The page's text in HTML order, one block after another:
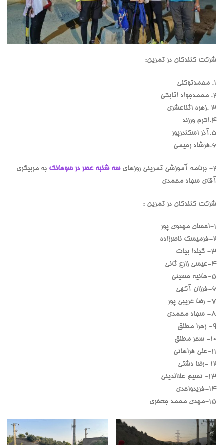
شرکت کنندگان در تمرین:
۱. محمدتوکلی
۲. محمدجواد اتابکی
۳‌ .زهره اثناعشری
۴.اکرم ورزند
۵.آذر اسکندرپور
۶.فرشاد رحیمی
2- برنامه آموزشی تمرینی روزهای سه شنبه عصر در سوهانک به مربیگری
آقای سجاد محمدی
شرکت کنندگان در تمرین :
۱-احسان مهدوی پور
۲-فرمیسک ناصرزاده
۳- گیلدا بیات
۴-عیسی زارع ثانی
۵-هانیه حسینی
۶-فرزان آگهی
۷- رضا غریبی پور
۸- سجاد محمدی
۹- زهرا مطلق
۱۰- سحر مطلق
۱۱-علی فراهانی
۱۲ -رضا دشتی
۱۳- نسیم علاالدینی
۱۴-فریدواحدی
۱۵-مهدی محمد جعفری